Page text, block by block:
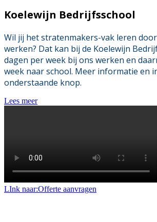
Koelewijn Bedrijfsschool
Wil jij het stratenmakers-vak leren
werken? Dat kan bij de Koelewijn
dagen per week bij ons werken en
week naar school. Meer informatie en
onderstaande knop.
Lees meer
LInk naar:Offerte aanvragen